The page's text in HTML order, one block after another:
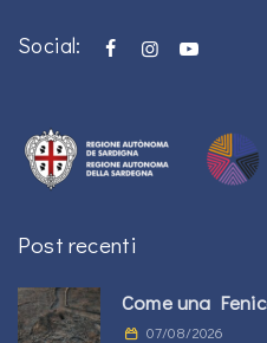
Social:
Post recenti
Come una
07/08/2026